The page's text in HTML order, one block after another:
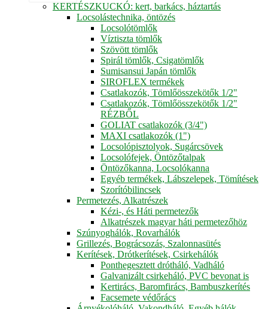
KERTÉSZKUCKÓ: kert, barkács, háztartás
Locsolástechnika, öntözés
Locsolótömlők
Víztiszta tömlők
Szövött tömlők
Spirál tömlők, Csigatömlők
Sumisansui Japán tömlők
SIROFLEX termékek
Csatlakozók, Tömlőösszekötők 1/2"
Csatlakozók, Tömlőösszekötők 1/2"
RÉZBŐL
GOLIAT csatlakozók (3/4")
MAXI csatlakozók (1")
Locsolópisztolyok, Sugárcsövek
Locsolófejek, Öntözőtalpak
Öntözőkanna, Locsolókanna
Egyéb termékek, Lábszelepek, Tömítések
Szorítóbilincsek
Permetezés, Alkatrészek
Kézi-, és Háti permetezők
Alkatrészek magyar háti permetezőhöz
Szúnyoghálók, Rovarhálók
Grillezés, Bográcsozás, Szalonnasütés
Kerítések, Drótkerítések, Csirkehálók
Ponthegesztett drótháló, Vadháló
Galvanizált csirkeháló, PVC bevonat is
Kertirács, Baromfirács, Bambuszkerítés
Facsemete védőrács